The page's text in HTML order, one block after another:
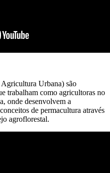
Urbana) são
trabalham como agricultoras no
onde desenvolvem a
de permacultura através
agroflorestal.